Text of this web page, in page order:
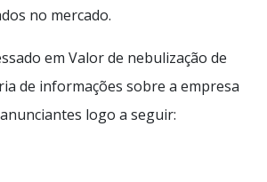
no mercado.
em Valor de nebulização de
de informações sobre a empresa
logo a seguir: